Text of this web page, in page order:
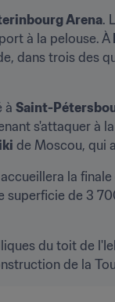
Arena.
à la pelouse. À
dans trois des
à Saint-
s'attaquer à
de Moscou, qui
la
superficie de 3
du toit de
de la